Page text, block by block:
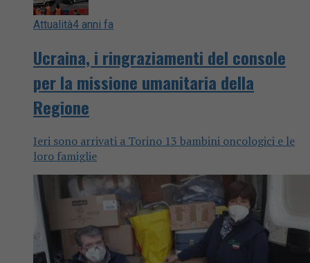
Attualità4 anni fa
Ucraina, i ringraziamenti del console
per la missione umanitaria della
Regione
Ieri sono arrivati a Torino 13 bambini oncologici e le
loro famiglie